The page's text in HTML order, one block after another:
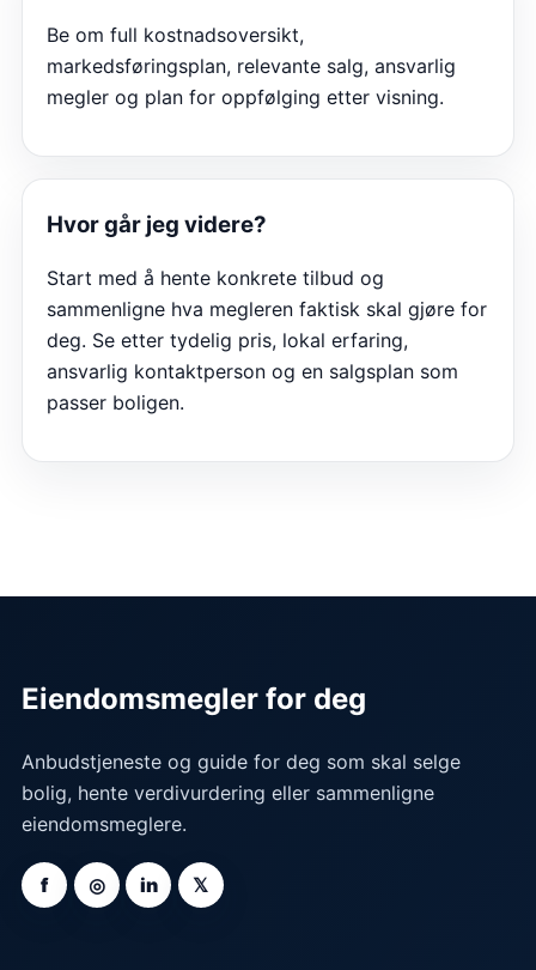
Be om full kostnadsoversikt,
markedsføringsplan, relevante salg, ansvarlig
megler og plan for oppfølging etter visning.
Hvor går jeg videre?
Start med å hente konkrete tilbud og
sammenligne hva megleren faktisk skal gjøre for
deg. Se etter tydelig pris, lokal erfaring,
ansvarlig kontaktperson og en salgsplan som
passer boligen.
Eiendomsmegler for deg
Anbudstjeneste og guide for deg som skal selge
bolig, hente verdivurdering eller sammenligne
eiendomsmeglere.
f ◎ in 𝕏